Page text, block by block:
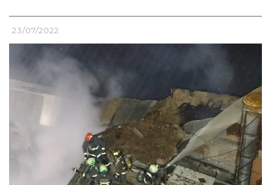
23/07/2022